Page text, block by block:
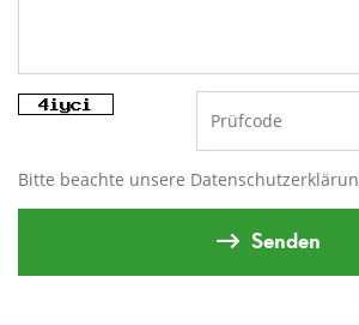
Bitte beachte unsere
Senden